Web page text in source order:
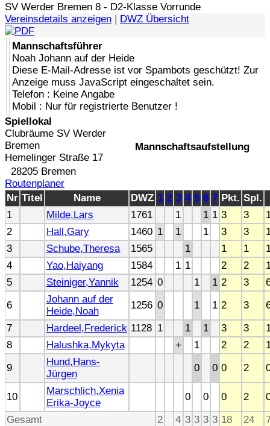
SV Werder Bremen 8 - D2-Klasse Vorrunde
Vereinsdetails anzeigen | DWZ Übersicht
Mannschaftsführer
Noah Johann auf der Heide
Diese E-Mail-Adresse ist vor Spambots geschützt! Zur
Anzeige muss JavaScript eingeschaltet sein.
Telefon : Keine Angabe
Mobil : Nur für registrierte Benutzer !
Spiellokal
Clubräume SV Werder
Bremen
Hemelinger Straße 17
28205 Bremen
Routenplaner
Mannschaftsaufstellung
Nr Titel Name DWZ 1 2 3 4 5 6 7 Pkt. Spl.
1
Milde,Lars 1761 1 1 1 3 3
2
Hall,Gary 1460 1 1 1 3 3
3
Schube,Theresa 1565 1 1 1
4
Yao,Haiyang 1584 1 1 2 2
5
Steiniger,Yannik 1254 0 1 1 2 3
6
Johann auf der
Heide,Noah
1256 0 1 1 2 3
7
Hardeel,Frederick 1128 1 1 1 3 3
8
Halushka,Mykyta + 1 2 2
9
Hund,Hans-
Jürgen
0 0 0 2
10
Marschlich,Xenia
Erika-Joyce
0 0 0 2
Gesamt
2 4 3 3 3 3 18 24